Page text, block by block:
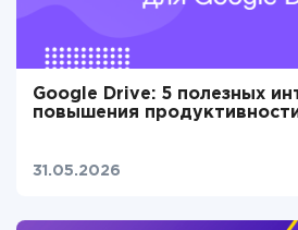
Google Drive: 5 полезных
повышения
31.05.2026